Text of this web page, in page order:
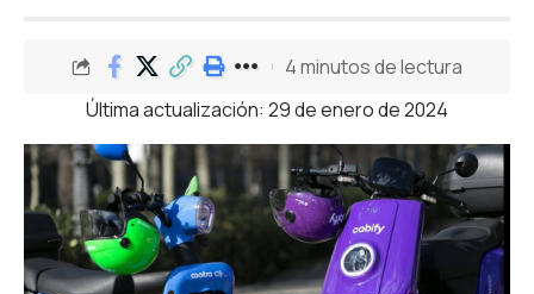
Última actualización: 29 de enero de 2024
4 minutos de lectura